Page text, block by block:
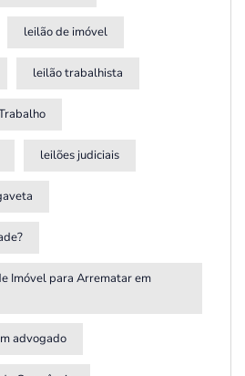
leilão de imóvel
leilão trabalhista
leilões judiciais
Imóvel para Arrematar em
advogado